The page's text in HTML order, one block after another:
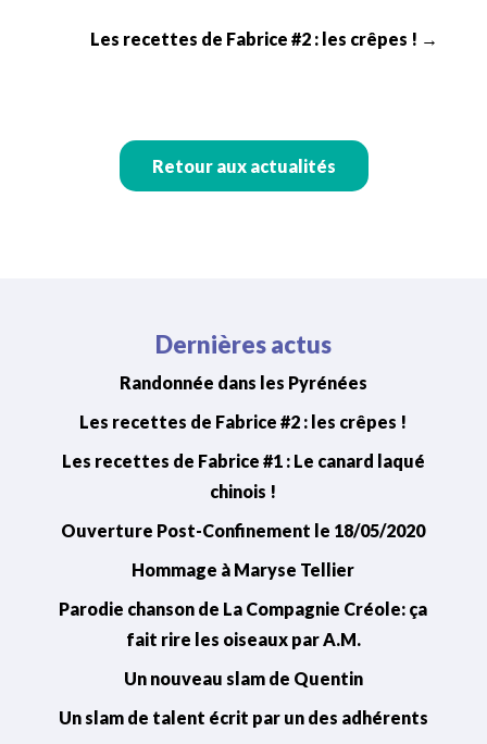
Les recettes de Fabrice #2 : les crêpes ! →
Retour aux actualités
Dernières actus
Randonnée dans les Pyrénées
Les recettes de Fabrice #2 : les crêpes !
Les recettes de Fabrice #1 : Le canard laqué
chinois !
Ouverture Post-Confinement le 18/05/2020
Hommage à Maryse Tellier
Parodie chanson de La Compagnie Créole: ça
fait rire les oiseaux par A.M.
Un nouveau slam de Quentin
Un slam de talent écrit par un des adhérents